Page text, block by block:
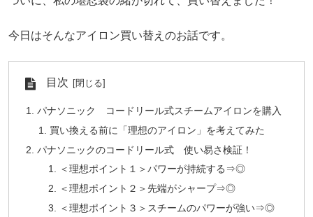
今日はそんなアイロン買い替えのお話です。
目次
パナソニック コードリール式スチームアイロンを購入
買い換える前に「理想のアイロン」を考えてみた
パナソニックのコードリール式 使い易さ検証！
＜理想ポイント１＞パワーが持続する⇒◎
＜理想ポイント２＞先端がシャープ⇒◎
＜理想ポイント３＞スチームのパワーが強い⇒◎